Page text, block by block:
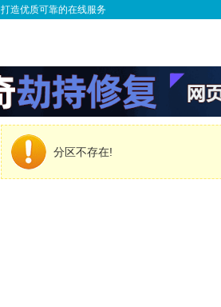
打造优质可靠的在线服务
分区不存在!